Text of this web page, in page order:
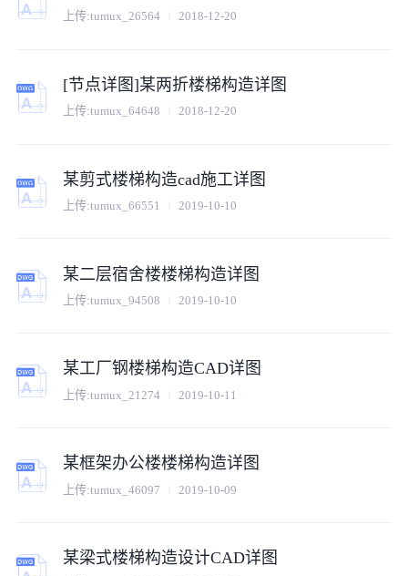
上传:tumux_26564 2018-12-20
[节点详图]某两折楼梯构造详图
上传:tumux_64648 2018-12-20
某剪式楼梯构造cad施工详图
上传:tumux_66551 2019-10-10
某二层宿舍楼楼梯构造详图
上传:tumux_94508 2019-10-10
某工厂钢楼梯构造CAD详图
上传:tumux_21274 2019-10-11
某框架办公楼楼梯构造详图
上传:tumux_46097 2019-10-09
某梁式楼梯构造设计CAD详图